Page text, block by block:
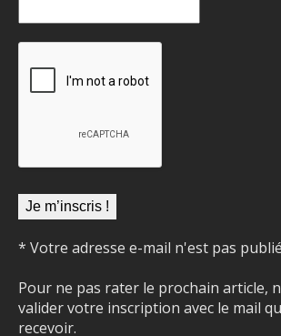
* Votre adresse e-mail n'est pas
Pour ne pas rater le prochain article,
valider votre inscription avec le mail
recevoir.